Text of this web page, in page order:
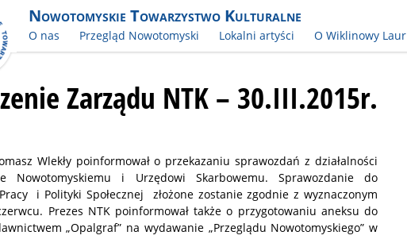
Nowotomyskie Towarzystwo Kulturalne
O nas Przegląd Nowotomyski Lokalni artyści O Wiklinowy Laur
Zarządu NTK – 30.III.2015r.
Wlekły poinformował o przekazaniu sprawozdań z działalności
Nowotomyskiemu i Urzędowi Skarbowemu. Sprawozdanie do
i Polityki Społecznej złożone zostanie zgodnie z wyznaczonym
Prezes NTK poinformował także o przygotowaniu aneksu do
„Opalgraf” na wydawanie „Przeglądu Nowotomyskiego” w